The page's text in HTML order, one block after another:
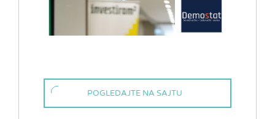
POGLEDAJTE NA SAJTU